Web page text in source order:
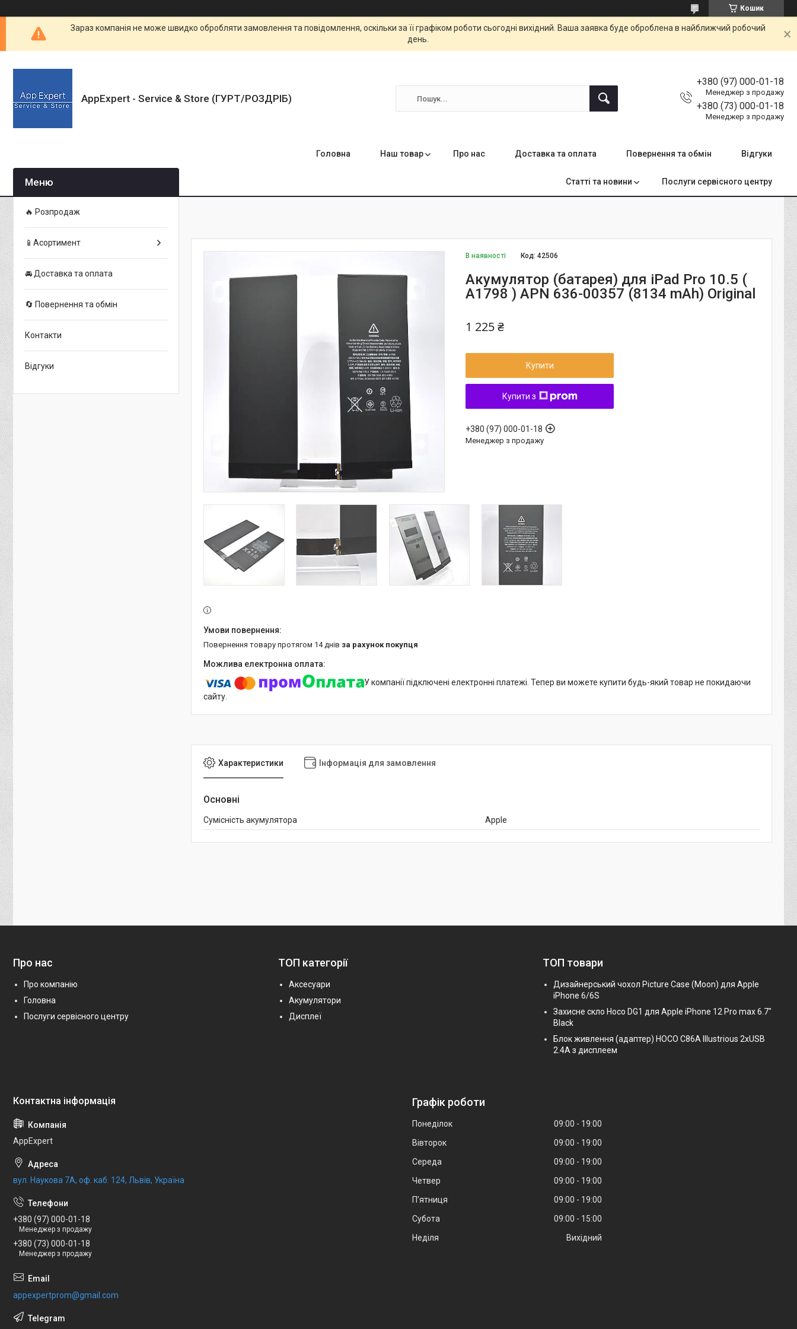
Кошик
Зараз компанія не може швидко обробляти замовлення та повідомлення, оскільки за її графіком роботи сьогодні вихідний. Ваша заявка буде оброблена в найближчий робочий
день.
AppExpert - Service & Store (ГУРТ/РОЗДРІБ)
+380 (97) 000-01-18
Менеджер з продажу
+380 (73) 000-01-18
Менеджер з продажу
Головна Наш товар Про нас Доставка та оплата Повернення та обмін Відгуки
Статті та новини Послуги сервісного центру
В наявності Код:42506
Акумулятор (батарея) для iPad Pro 10.5 (
A1798 ) APN 636-00357 (8134 mAh) Original
1 225 ₴
Купити
Купити з
+380 (97) 000-01-18
Менеджер з продажу
повернення товару протягом 14 днів за рахунок покупця
У компанії підключені електронні платежі. Тепер ви можете купити будь-який товар не покидаючи
сайту.
Характеристики Інформація для замовлення
Основні
Сумісність акумулятора Apple
🔥 Розпродаж
📱Асортимент
🚘 Доставка та оплата
🔄 Повернення та обмін
Контакти
Відгуки
Про нас
Про компанію
Головна
Послуги сервісного центру
ТОП категорії
Аксесуари
Акумулятори
Дисплеї
ТОП товари
Дизайнерський чохол Picture Case (Moon) для Apple
iPhone 6/6S
Захисне скло Hoco DG1 для Apple iPhone 12 Pro max 6.7"
Black
Блок живлення (адаптер) HOCO C86A Illustrious 2xUSB
2.4A з дисплеем
AppExpert
вул. Наукова 7А, оф. каб. 124, Львів, Україна
+380 (97) 000-01-18
Менеджер з продажу
+380 (73) 000-01-18
Менеджер з продажу
appexpertprom@gmail.com
Графік роботи
Понеділок 09:00
19:00
Вівторок
09:00
19:00
Середа
09:00
19:00
Четвер
09:00
19:00
Пʼятниця
09:00
19:00
Субота
09:00
15:00
Неділя
Вихідний